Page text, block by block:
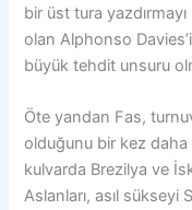
bir üst tura
olan Alphonso
büyük tehdit unsuru
Öte yandan Fas,
olduğunu bir kez
kulvarda Brezilya ve
Aslanları, asıl sükseyi